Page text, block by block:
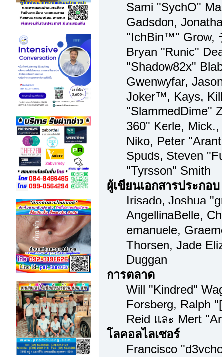
Sami "SychO"
Gadsdon,
"IchBin™" Grow,
Bryan "Runic"
"Shadow82x"
Gwenwyfar,
Joker™, Kays,
"SlammedDime"
360" Kerle,
Niko, Peter
Spuds, Steven
"Tyrsson" Smith
ผู้เขียนเอกสารประกอบ
Irisado, Joshua
AngellinaBelle,
emanuele,
Thorsen, Jade
Duggan
การตลาด
Will "Kindred"
Forsberg, Ralph
Reid และ Mert
โลคอลไลเซอร์
Francisco